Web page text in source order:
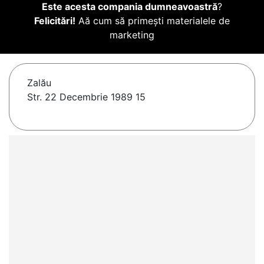
Este acesta compania dumneavoastră?
Felicitări! Aă cum să primești materialele de
marketing
Zalău
Str. 22 Decembrie 1989 15